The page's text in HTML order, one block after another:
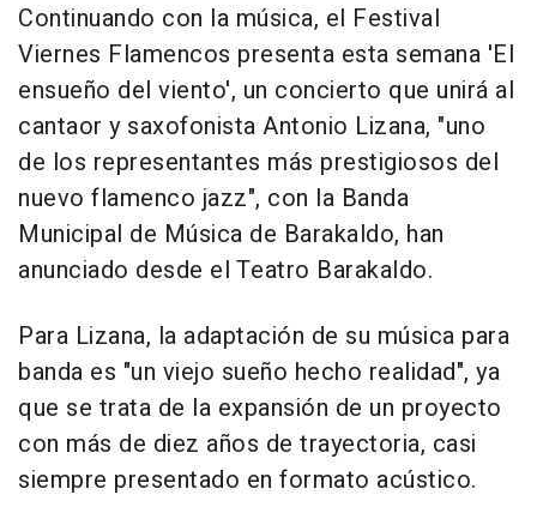
Continuando con la música, el Festival
Viernes Flamencos presenta esta semana 'El
ensueño del viento', un concierto que unirá al
cantaor y saxofonista Antonio Lizana, "uno
de los representantes más prestigiosos del
nuevo flamenco jazz", con la Banda
Municipal de Música de Barakaldo, han
anunciado desde el Teatro Barakaldo.
Para Lizana, la adaptación de su música para
banda es "un viejo sueño hecho realidad", ya
que se trata de la expansión de un proyecto
con más de diez años de trayectoria, casi
siempre presentado en formato acústico.